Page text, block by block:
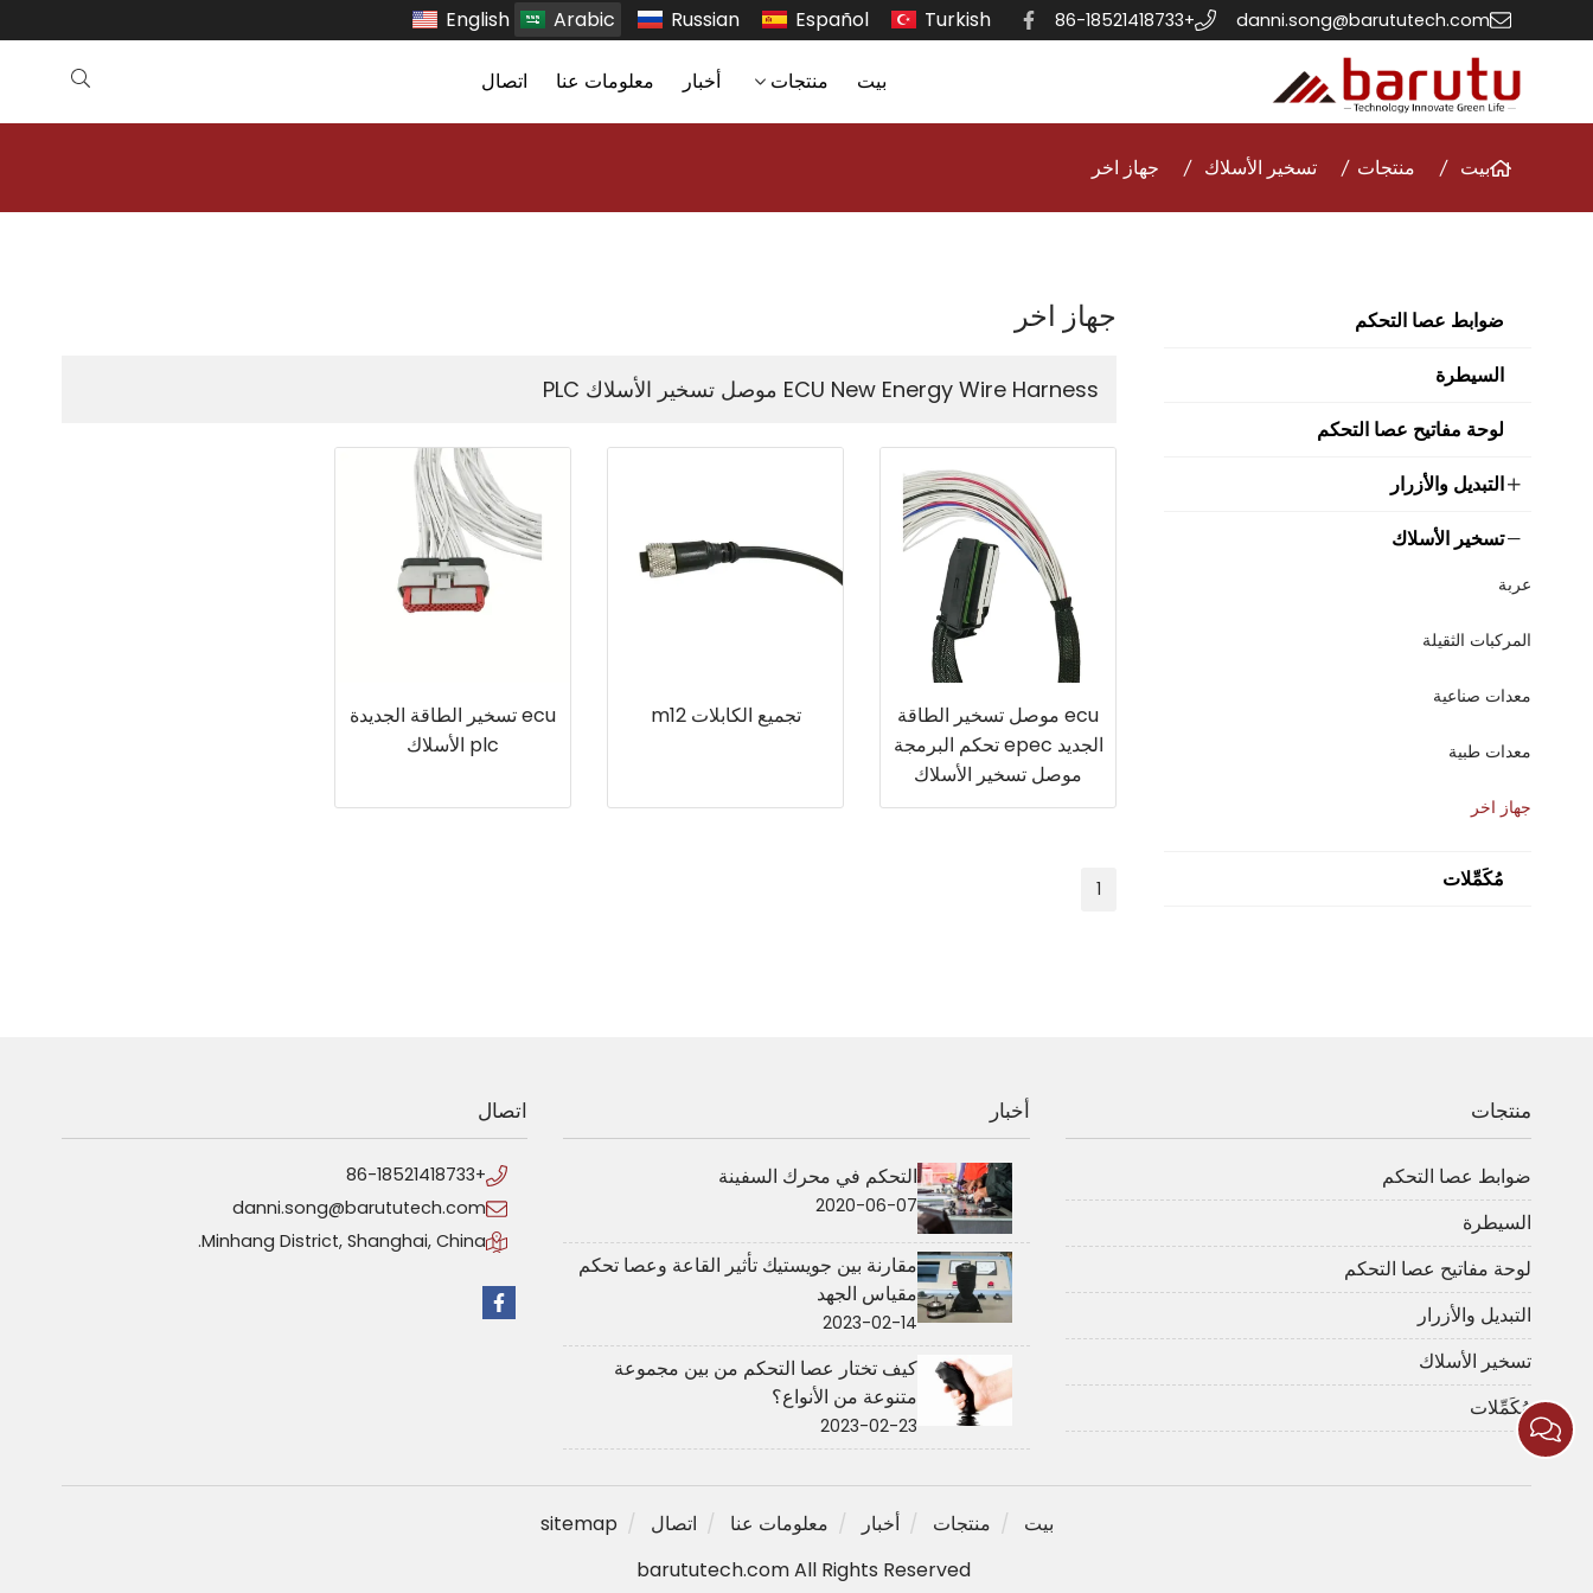
danni.song@barututech.com
+86-18521418733
English Arabic Russian Español Turkish
بيت منتجات أخبار معلومات عنا اتصال
بيت منتجات تسخير الأسلاك جهاز اخر
ضوابط عصا التحكم
السيطرة
لوحة مفاتيح عصا التحكم
التبديل والأزرار
تسخير الأسلاك
عربة
المركبات الثقيلة
معدات صناعية
معدات طبية
جهاز اخر
مُكَمِّلات
جهاز اخر
ECU New Energy Wire Harness موصل تسخير الأسلاك PLC
ecu موصل تسخير الطاقة
الجديد epec تحكم البرمجة
موصل تسخير الأسلاك
تجميع الكابلات m12
ecu تسخير الطاقة الجديدة
plc الأسلاك
1
منتجات
ضوابط عصا التحكم
السيطرة
لوحة مفاتيح عصا التحكم
التبديل والأزرار
تسخير الأسلاك
مُكَمِّلات
أخبار
التحكم في محرك السفينة
2020-06-07
مقارنة بين جويستيك تأثير القاعة وعصا تحكم
مقياس الجهد
2023-02-14
كيف تختار عصا التحكم من بين مجموعة
متنوعة من الأنواع؟
2023-02-23
اتصال
+86-18521418733
danni.song@barututech.com
Minhang District, Shanghai, China.
بيت منتجات أخبار معلومات عنا اتصال
sitemap
barututech.com All Rights Reserved